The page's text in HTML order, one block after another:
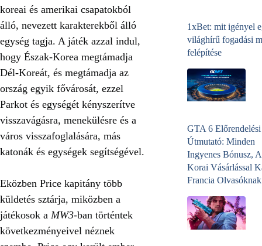
koreai és amerikai csapatokból
álló, nevezett karakterekből álló
egység tagja. A játék azzal indul,
hogy Észak-Korea megtámadja
Dél-Koreát, és megtámadja az
ország egyik fővárosát, ezzel
Parkot és egységét kényszerítve
visszavágásra, menekülésre és a
város visszafoglalására, más
katonák és egységek segítségével.
Eközben Price kapitány több
küldetés sztárja, miközben a
játékosok a MW3-ban történtek
következményeivel néznek
1xBet: mit igényel
világhírű fogadási
felépítése
GTA 6 Előrendelési
Útmutató: Minden
Ingyenes Bónusz,
Korai Vásárlással
Francia Olvasóknak